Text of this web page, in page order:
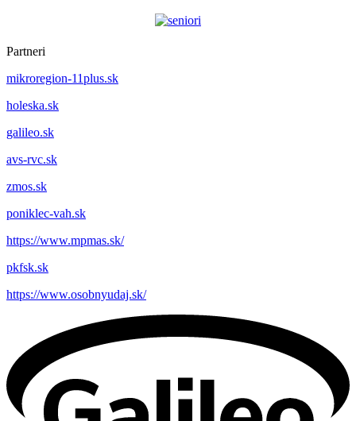
Partneri
mikroregion-11plus.sk
holeska.sk
galileo.sk
avs-rvc.sk
zmos.sk
poniklec-vah.sk
https://www.mpmas.sk/
pkfsk.sk
https://www.osobnyudaj.sk/